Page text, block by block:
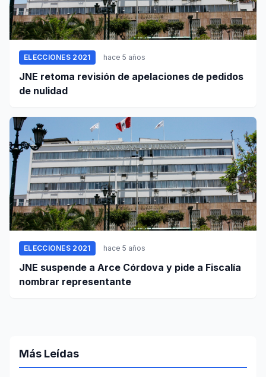
ELECCIONES 2021 hace 5 años
JNE retoma revisión de apelaciones de pedidos
de nulidad
ELECCIONES 2021 hace 5 años
JNE suspende a Arce Córdova y pide a Fiscalía
nombrar representante
Más Leídas